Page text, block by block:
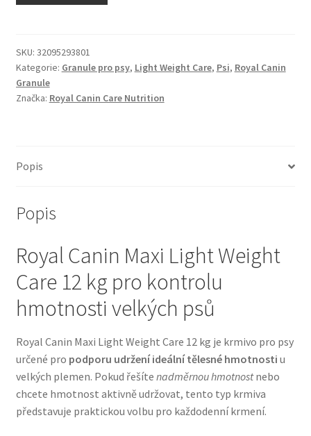
Odpočívadla pro kočky
Pamlsky pro kočky
Royal Canin pro kočky
Vše pro psy — Krmivo, doplňky, vybavení
Boudy a výběhy
Bozita pro psy — Švédské krmivo s nordickou kvalitou
Brit pro psy
Granule pro psy
SKU: 32095293801
Kategorie: Granule pro psy, Light Weight Care, Psi, Royal Canin
Granule
Značka: Royal Canin Care Nutrition
Popis
Popis
Royal Canin Maxi Light Weight
Care 12 kg pro kontrolu
hmotnosti velkých psů
Royal Canin Maxi Light Weight Care 12 kg je krmivo pro psy
určené pro podporu udržení ideální tělesné hmotnosti u
velkých plemen. Pokud řešíte nadměrnou hmotnostnebo
chcete hmotnost aktivně udržovat, tento typ krmiva
představuje praktickou volbu pro každodenní krmení.